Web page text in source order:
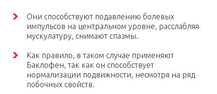
Они способствуют подавлению болевых
импульсов на центральном уровне, расслабляя
мускулатуру, снимают спазмы.
Как правило, в таком случае применяют
Баклофен, так как он способствует
нормализации подвижности, несмотря на ряд
побочных свойств.